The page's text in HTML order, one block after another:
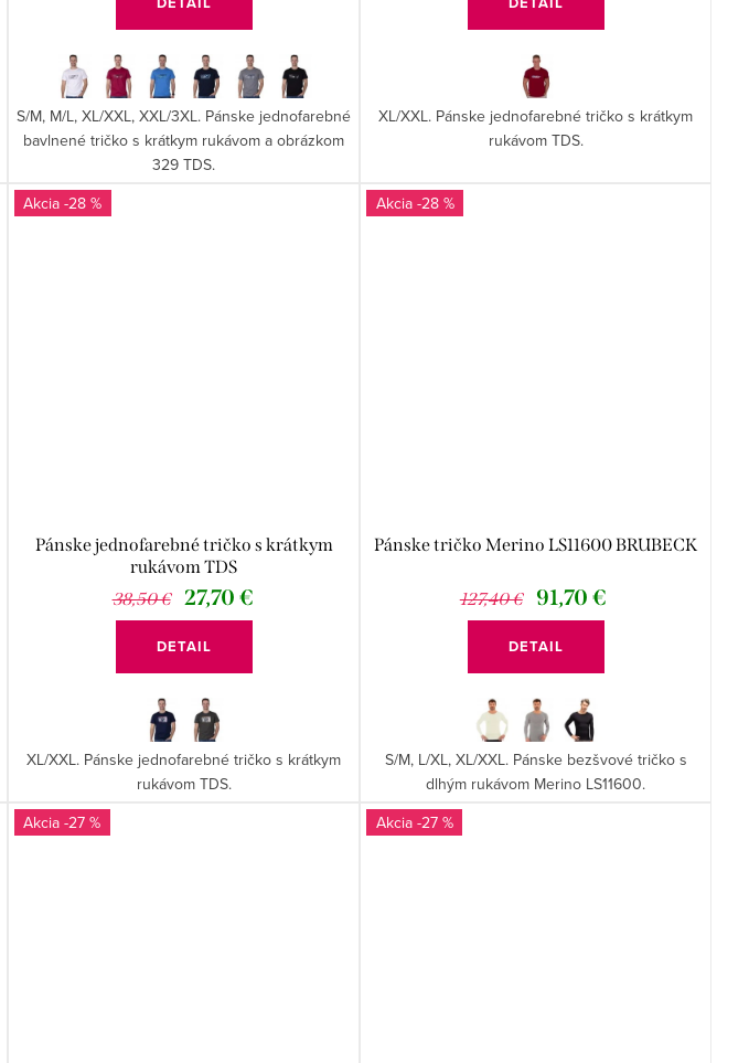
S/M, M/L, XL/XXL, XXL/3XL. Pánske jednofarebné
bavlnené tričko s krátkym rukávom a obrázkom
329 TDS.
XL/XXL. Pánske jednofarebné tričko s krátkym
rukávom TDS.
-28 %
Pánske jednofarebné tričko s krátkym
rukávom TDS
38,50 €
27,70 €
DETAIL
XL/XXL. Pánske jednofarebné tričko s krátkym
rukávom TDS.
-28 %
Pánske tričko Merino LS11600 BRUBECK
127,40 € 91,70 €
DETAIL
S/M, L/XL, XL/XXL. Pánske bezšvové tričko s
dlhým rukávom Merino LS11600.
-27 % -27 %